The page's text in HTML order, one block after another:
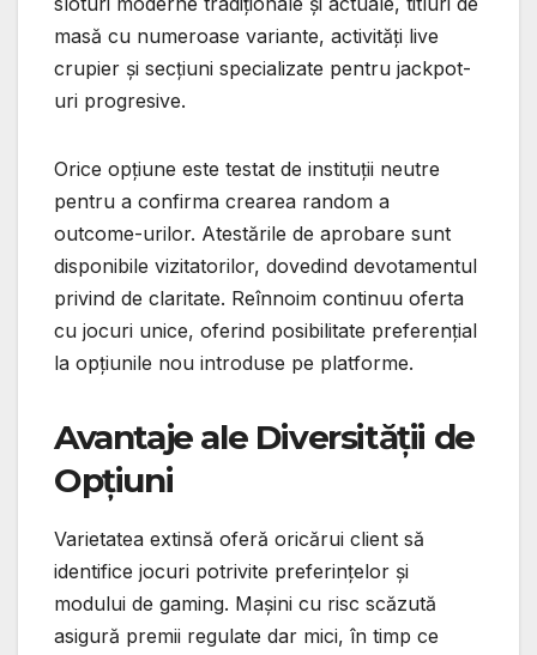
masă cu numeroase variante, activități live
crupier și secțiuni specializate pentru jackpot-
uri progresive.
Orice opțiune este testat de instituții neutre
pentru a confirma crearea random a
outcome-urilor. Atestările de aprobare sunt
disponibile vizitatorilor, dovedind devotamentul
privind de claritate. Reînnoim continuu oferta
cu jocuri unice, oferind posibilitate preferențial
la opțiunile nou introduse pe platforme.
Avantaje ale Diversității de
Opțiuni
Varietatea extinsă oferă oricărui client să
identifice jocuri potrivite preferințelor și
modului de gaming. Mașini cu risc scăzută
asigură premii regulate dar mici, în timp ce